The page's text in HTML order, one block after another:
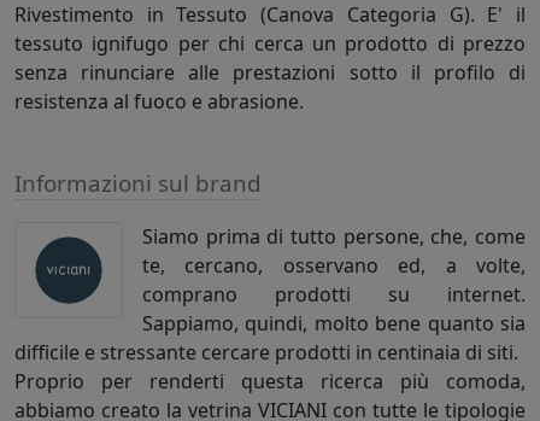
Rivestimento in Tessuto (Canova Categoria G). E' il
tessuto ignifugo per chi cerca un prodotto di prezzo
senza rinunciare alle prestazioni sotto il profilo di
resistenza al fuoco e abrasione.
Informazioni sul brand
Siamo prima di tutto persone, che, come
te, cercano, osservano ed, a volte,
comprano prodotti su internet.
Sappiamo, quindi, molto bene quanto sia
difficile e stressante cercare prodotti in centinaia di siti.
Proprio per renderti questa ricerca più comoda,
abbiamo creato la vetrina VICIANI con tutte le tipologie